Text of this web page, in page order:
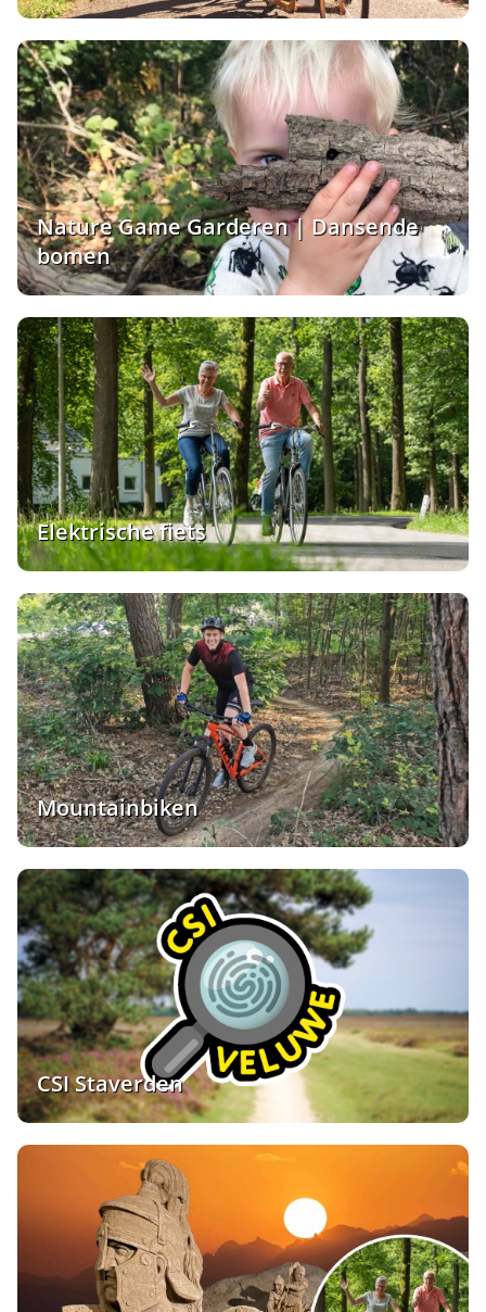
Nature Game Garderen | Dansende
bomen
Elektrische fiets
Mountainbiken
CSI Staverden